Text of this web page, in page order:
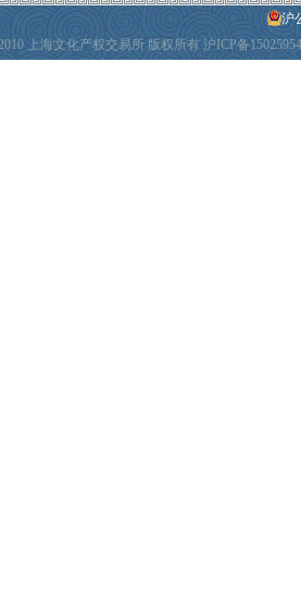
沪
上海文化产权交易所 版权所有沪ICP备